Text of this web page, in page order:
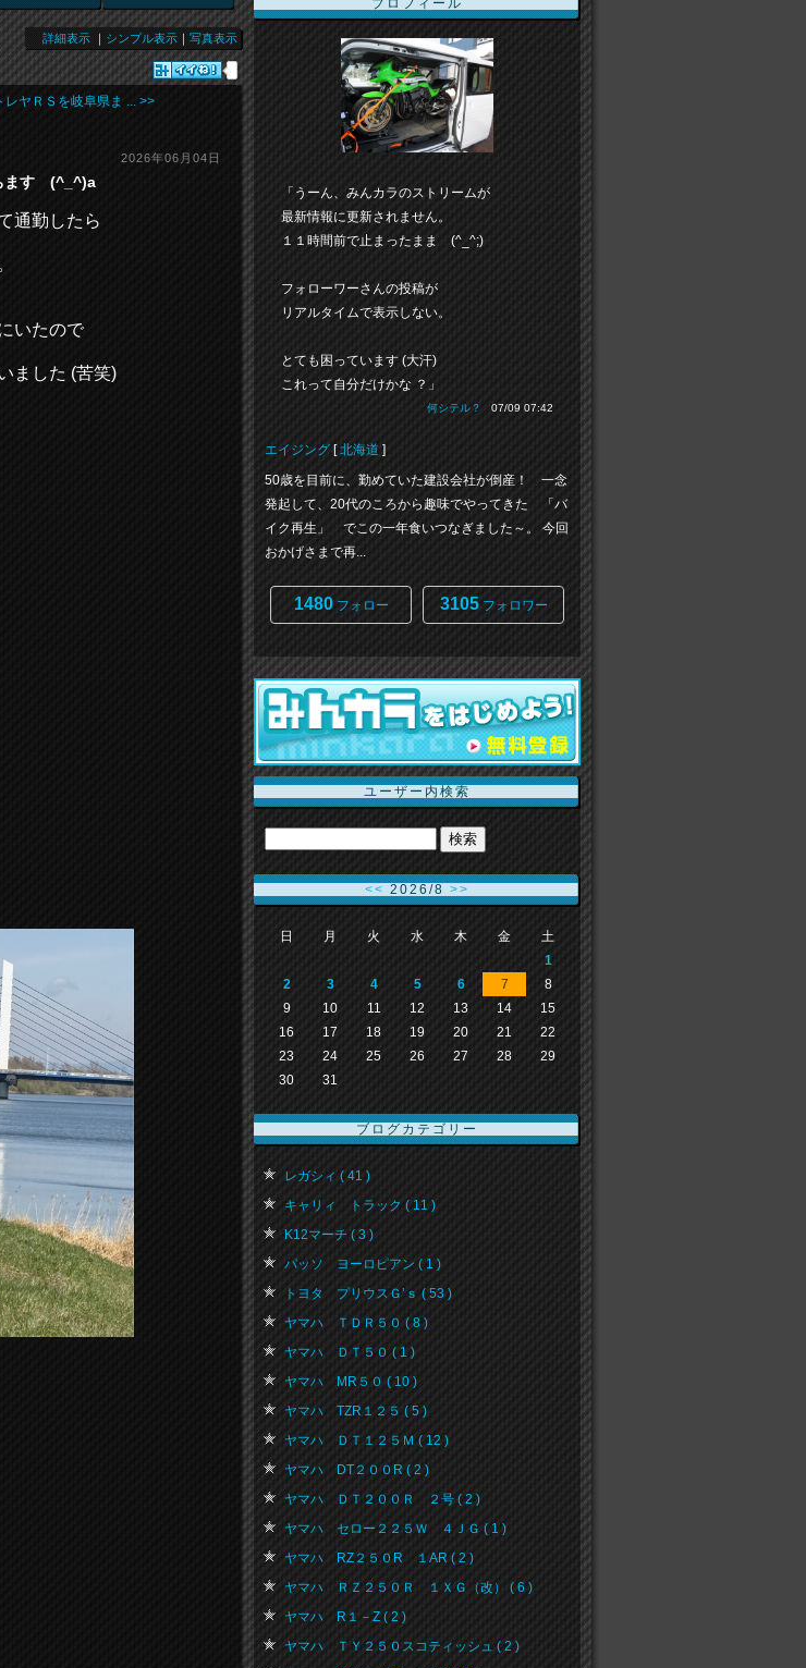
詳細表示 ｜ シンプル表示 ｜ 写真表示
レヤＲＳを岐阜県ま ... >>
2026年06月04日
ます (^_^)a
通勤したら
いたので
ました (苦笑)
プロフィール
「うーん、みんカラのストリームが
最新情報に更新されません。
１１時間前で止まったまま (^_^;)
フォローワーさんの投稿が
リアルタイムで表示しない。
とても困っています (大汗)
これって自分だけかな ？」
何シテル？ 07/09 07:42
エイジング [北海道 ]
50歳を目前に、勤めていた建設会社が倒産！ 一念
発起して、20代のころから趣味でやってきた 「バ
イク再生」 でこの一年食いつなぎました～。 今回
おかげさまで再...
1480フォロー 3105フォロワー
ユーザー内検索
<< 2026/8 >>
日 月 火 水 木 金
土
1
2
3 4 5 6 7
8
9
10 11 12 13 14
15
16
17 18 19 20 21
22
23
24 25 26 27 28
29
30
31
ブログカテゴリー
レガシィ ( 41 )
キャリィ トラック ( 11 )
K12マーチ ( 3 )
パッソ ヨーロピアン ( 1 )
トヨタ プリウスＧ’ｓ ( 53 )
ヤマハ ＴＤＲ５０ ( 8 )
ヤマハ ＤＴ５０ ( 1 )
ヤマハ MR５０ ( 10 )
ヤマハ TZR１２５ ( 5 )
ヤマハ ＤＴ１２５Ｍ ( 12 )
ヤマハ DT２００R ( 2 )
ヤマハ ＤＴ２００Ｒ ２号 ( 2 )
ヤマハ セロー２２５Ｗ ４ＪＧ ( 1 )
ヤマハ RZ２５０R １AR ( 2 )
ヤマハ ＲＺ２５０Ｒ １ＸＧ（改） ( 6 )
ヤマハ R１－Z ( 2 )
ヤマハ ＴＹ２５０スコティッシュ ( 2 )